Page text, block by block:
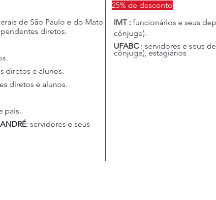
de São Paulo e do Mato
diretos.
diretos e alunos.
diretos e alunos.
pais.
: servidores e seus
25% de desconto
IMT : funcionários e seus
cônjuge).
UFABC: servidores e seus
cônjuge), estagiários